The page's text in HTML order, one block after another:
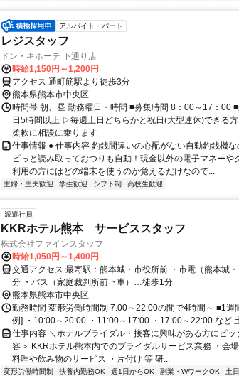
アルバイト・パート
レジスタッフ
ドン・キホーテ 下通り店
時給1,150円～1,200円
アクセス 通町筋駅より徒歩3分
熊本県熊本市中央区
時間帯 朝、昼 勤務曜日・時間 ■募集時間 8：00～17：00
日5時間以上 ▷毎週土日どちらかと祝日(大型連休)できる
柔軟に相談に乗ります
仕事情報 ● 仕事内容 釣銭間違いの心配がない自動釣銭機
ピっと読み取っておつりも自動！現金以外の電子マネーや
利用の方にはどの端末を使うのか覚えるだけなので...
主婦・主夫歓迎 学生歓迎 シフト制 高校生歓迎
派遣社員
KKRホテル熊本 サービススタッフ
株式会社ファインスタッフ
時給1,050円～1,400円
交通アクセス 最寄駅：熊本城・市役所前 ・市電（熊本城・市役所前下車）…徒歩6
分 ・バス（家庭裁判所前下車）…徒歩1分
熊本県熊本市中央区
勤務時間 変形労働時間制 7:00～22:00の間で4時間～ ■1週
例] ・10:00～20:00 ・11:00～17:00 ・17:00～22:00 など
仕事内容 ＼ホテルブライダル・接客に興味がある方にピッ
容＞ KKRホテル熊本内でのブライダルサービス業務 ・会
料理や飲み物のサービス ・片付け 等 研...
変形労働時間制 扶養内勤務OK 週1日からOK 副業・WワークOK
土